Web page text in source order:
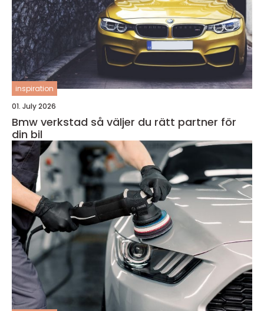
inspiration
01. July 2026
Bmw verkstad så väljer du rätt partner för
din bil